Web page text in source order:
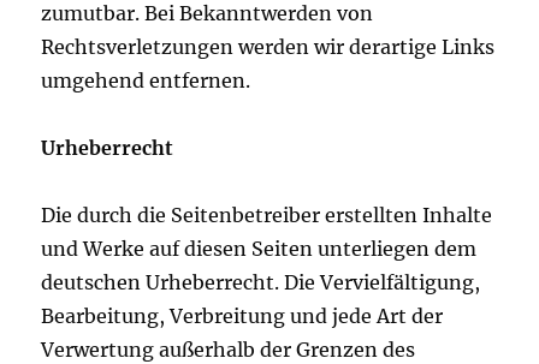
zumutbar. Bei Bekanntwerden von
Rechtsverletzungen werden wir derartige Links
umgehend entfernen.
Urheberrecht
Die durch die Seitenbetreiber erstellten Inhalte
und Werke auf diesen Seiten unterliegen dem
deutschen Urheberrecht. Die Vervielfältigung,
Bearbeitung, Verbreitung und jede Art der
Verwertung außerhalb der Grenzen des